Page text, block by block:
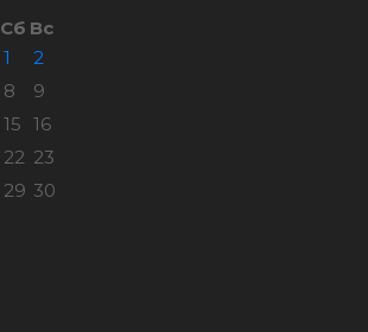
Сб Вс
1
2
8
9
15 16
22 23
29 30